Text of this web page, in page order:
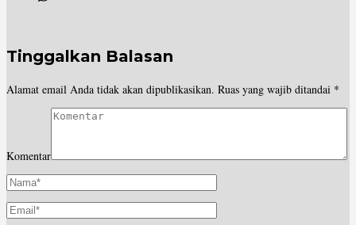
Tinggalkan Balasan
Alamat email Anda tidak akan dipublikasikan. Ruas yang wajib ditandai *
Komentar